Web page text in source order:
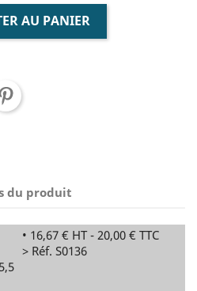
AU PANIER
du produit
• 16,67 € HT - 20,00 € TTC
> Réf. S0136